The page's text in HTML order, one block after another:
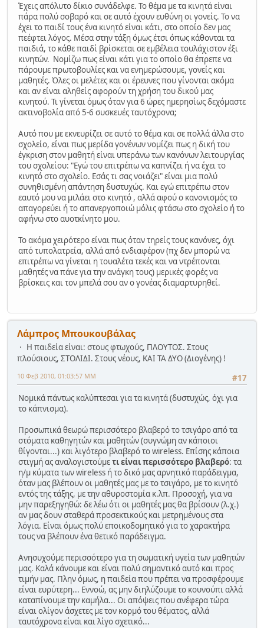
Έχεις απόλυτο δίκιο συνάδελφε. Το θέμα με τα κινητά είναι
πάρα πολύ σοβαρό και σε αυτό έχουν ευθύνη οι γονείς. Το να
έχει το παιδί τους ένα κινητό είναι κάτι, στο οποίο δεν μας
πεέφτει λόγος. Μέσα στην τάξη όμως έτσι όπως κάθονται τα
παιδιά, το κάθε παιδί βρίσκεται σε εμβέλεια τουλάχιστον έξι
κινητών. Νομίζω πως είναι κάτι για το οποίο θα έπρεπε να
πάρουμε πρωτοβουλίες και να ενημερώσουμε, γονείς και
μαθητές. Όλες οι μελέτες και οι έρευνες που γίνονται ακόμα
και αν είναι αληθείς αφορούν τη χρήση του δικού μας
κινητού. Τι γίνεται όμως όταν για 6 ώρες ημερησίως δεχόμαστε
ακτινοβολία από 5-6 συσκευές ταυτόχρονα;
Αυτό που με εκνευρίζει σε αυτό το θέμα και σε πολλά άλλα στο
σχολείο, είναι πως μερίδα γονένων νομίζει πως η δική του
έγκριση στον μαθητή είναι υπεράνω των κανόνων λειτουργίας
του σχολείου: "Εγώ του επιτρέπω να καπνίζει ή να έχει το
κινητό στο σχολείο. Εσάς τι σας νοιάζει" είναι μια πολύ
συνηθισμένη απάντηση δυστυχώς. Και εγώ επιτρέπω στον
εαυτό μου να μιλάει στο κινητό , αλλά αφού ο κανονισμός το
απαγορεύει ή το απανεργοποιώ μόλις φτάσω στο σχολείο ή το
αφήνω στο αυοτκίνητο μου.
Το ακόμα χειρότερο είναι πως όταν τηρείς τους κανόνες, όχι
από τυπολατρεία, αλλά από ενδιαφέρον (πχ δεν μπορώ να
επιτρέπω να γίνεται η τουαλέτα τεκές και να ντρέπονται
μαθητές να πάνε για την ανάγκη τους) μερικές φορές να
βρίσκεις και τον μπελά σου αν ο γονέας διαμαρτυρηθεί.
Λάμπρος Μπουκουβάλας
Η παιδεία είναι: στους φτωχούς, ΠΛΟΥΤΟΣ. Στους
πλούσιους, ΣΤΟΛΙΔΙ. Στους νέους, ΚΑΙ ΤΑ ΔΥΟ (Διογένης) !
#17
10 Φεβ 2010, 01:03:57 ΜΜ
Νομικά πάντως καλύπτεσαι για τα κινητά (δυστυχώς, όχι για
το κάπνισμα).
Προσωπικά θεωρώ περισσότερο βλαβερό το τσιγάρο από τα
στόματα καθηγητών και μαθητών (συγνώμη αν κάποιοι
θίγονται...) και λιγότερο βλαβερό το wireless. Επίσης κάποια
στιγμή ας αναλογιστούμετι είναι περισσότερο βλαβερό: τα
η/μ κύματα των wireless ή το δικό μας αρνητικό παράδειγμα,
όταν μας βλέπουν οι μαθητές μας με το τσιγάρο, με το κινητό
εντός της τάξης, με την αθυροστομία κ.λπ. Προσοχή, για να
μην παρεξηγηθώ: δε λέω ότι οι μαθητές μας θα βρίσουν (λ.χ.)
αν μας δουν σταθερά προσεκτικούς και μετρημένους στα
λόγια. Είναι όμως πολύ εποικοδομητικό για το χαρακτήρα
τους να βλέπουν ένα θετικό παράδειγμα.
Ανησυχούμε περισσότερο για τη σωματική υγεία των μαθητών
μας. Καλά κάνουμε και είναι πολύ σημαντικό αυτό και προς
τιμήν μας. Πλην όμως, η παιδεία που πρέπει να προσφέρουμε
είναι ευρύτερη... Εννοώ, ας μην διηλύζουμε το κουνούπι αλλά
καταπίνουμε την καμήλα... Οι απόψεις που ανέφερα τώρα
είναι ολίγον άσχετες με τον κορμό του θέματος, αλλά
ταυτόχρονα είναι και λίγο σχετικό...